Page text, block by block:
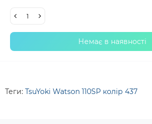
Немає в наявності
Теги: TsuYoki Watson 110SP колір 437